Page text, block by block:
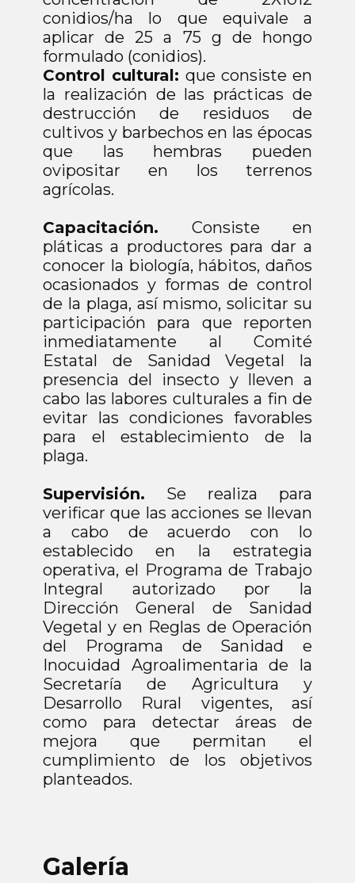
conidios/ha lo que equivale a
aplicar de 25 a 75 g de hongo
formulado (conidios).
Control cultural: que consiste en
la realización de las prácticas de
destrucción de residuos de
cultivos y barbechos en las épocas
que las hembras pueden
ovipositar en los terrenos
agrícolas.
Capacitación. Consiste en
pláticas a productores para dar a
conocer la biología, hábitos, daños
ocasionados y formas de control
de la plaga, así mismo, solicitar su
participación para que reporten
inmediatamente al Comité
Estatal de Sanidad Vegetal la
presencia del insecto y lleven a
cabo las labores culturales a fin de
evitar las condiciones favorables
para el establecimiento de la
plaga.
Supervisión. Se realiza para
verificar que las acciones se llevan
a cabo de acuerdo con lo
establecido en la estrategia
operativa, el Programa de Trabajo
Integral autorizado por la
Dirección General de Sanidad
Vegetal y en Reglas de Operación
del Programa de Sanidad e
Inocuidad Agroalimentaria de la
Secretaría de Agricultura y
Desarrollo Rural vigentes, así
como para detectar áreas de
mejora que permitan el
cumplimiento de los objetivos
planteados.
Galería